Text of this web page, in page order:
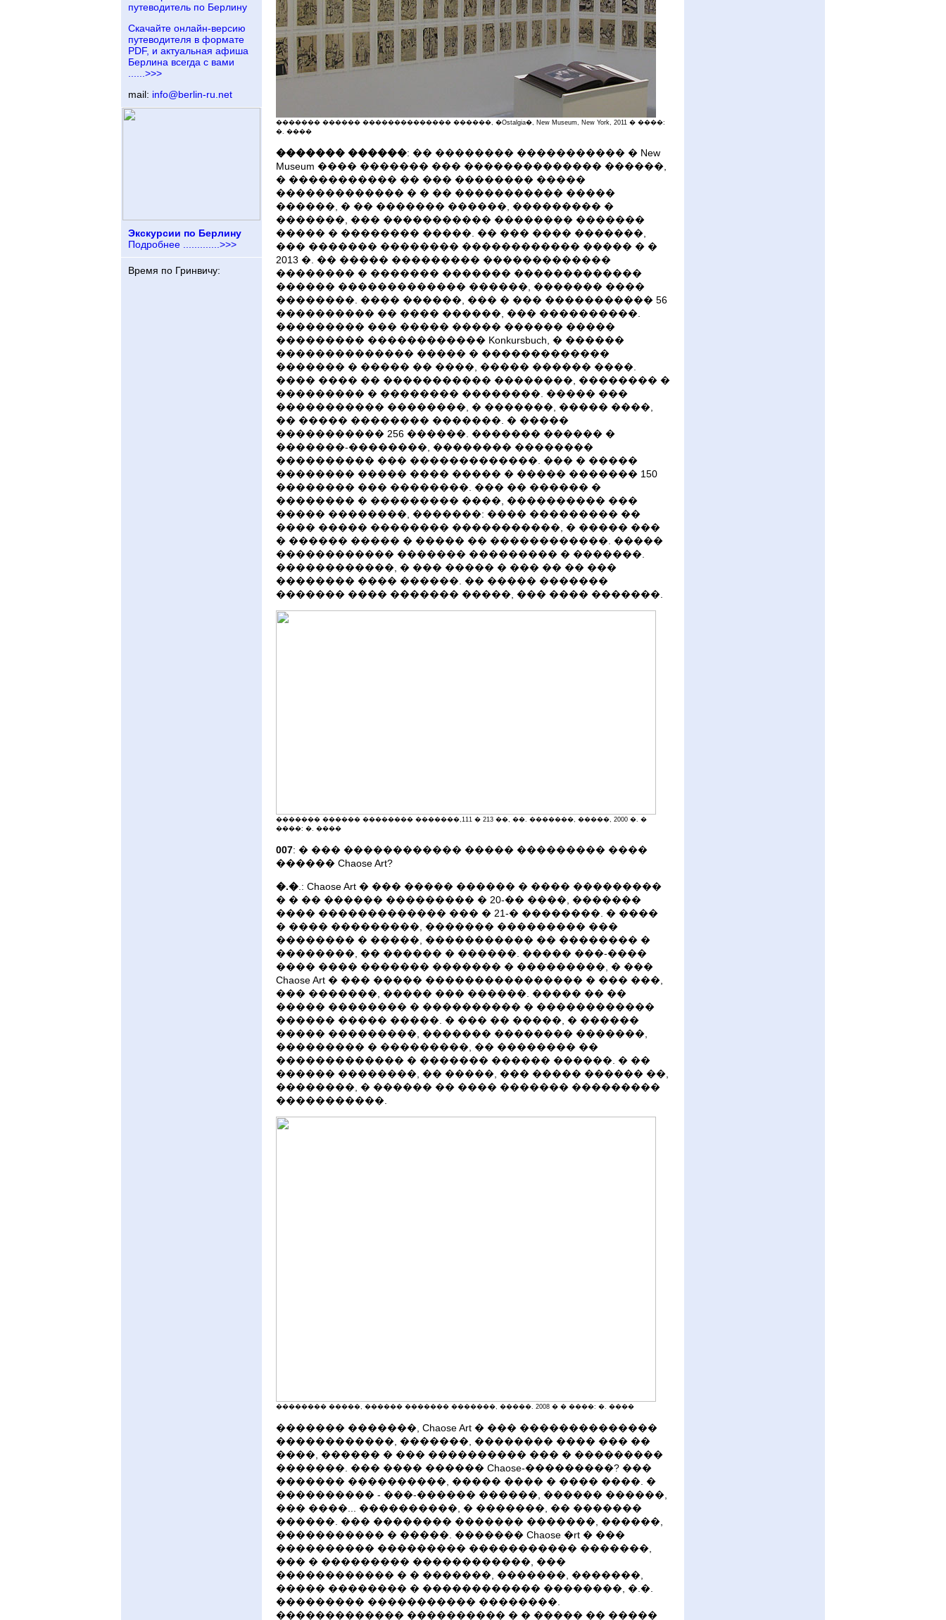
путеводитель по Берлину
Скачайте онлайн-версию
путеводителя в формате
PDF, и актуальная афиша
Берлина всегда с вами
......>>>
mail: info@berlin-ru.net
Экскурсии по Берлину
Подробнее .............>>>
Время по Гринвичу:
������� ������ �������������� ������, �Ostalgia�, New Museum, New York, 2011 � ����:
�. ����
������� ������: �� �������� ����������� � New
Museum ���� ������� ��� �������������� ������,
� ����������� �� ��� �������� �����
������������� � � �� ����������� �����
������, � �� ������� ������, ��������� �
�������, ��� ����������� �������� �������
����� � �������� �����. �� ��� ���� �������,
��� ������� �������� ������������ ����� � �
2013 �. �� ����� ��������� �������������
�������� � ������� ������� �������������
������ ������������� ������, ������� ����
��������. ���� ������, ��� � ��� ����������� 56
���������� �� ���� ������, ��� ����������.
��������� ��� ����� ����� ������ �����
��������� ������������ Konkursbuch, � ������
�������������� ����� � �������������
������� � ����� �� ����, ����� ������ ����.
���� ���� �� ����������� ��������, �������� �
��������� � �������� ��������. ����� ���
����������� ��������, � �������, ����� ����,
�� ����� �������� �������. � �����
����������� 256 ������. ������� ������ �
�������-��������, �������� ��������
���������� ��� �������������. ��� � �����
�������� ����� ���� ����� � ����� ������� 150
�������� ��� ��������. ��� �� ������ �
�������� � ��������� ����, ���������� ���
����� ��������, �������: ���� ��������� ��
���� ����� �������� �����������, � ����� ���
� ������ ����� � ����� �� ������������. �����
������������ ������� ��������� � �������.
������������, � ��� ����� � ��� �� �� ���
�������� ���� ������. �� ����� �������
������� ���� ������� �����, ��� ���� �������.
������� ������ �������� �������,111 � 213 ��, ��. �������, �����, 2000 �. �
����: �. ����
007: � ��� ������������ ����� ��������� ����
������ Chaose Art?
�.� .: Chaose Art � ��� ����� ������ � ���� ���������
� � �� ������ ��������� � 20-�� ����, �������
���� ������������� ��� � 21-� ��������. � ����
� ���� ���������, ������� ��������� ���
�������� � �����, ����������� �� �������� �
��������, �� ������ � ������. ����� ���-����
���� ���� ������� ������� � ���������, � ���
Chaose Art � ��� ����� ���������������� � ��� ���,
��� �������, ����� ��� ������. ����� �� ��
����� �������� � ���������� � ������������
������ ����� �����. � ��� �� �����, � ������
����� ���������, ������� �������� �������,
��������� � ���������, �� �������� ��
������������� � ������� ������ ������. � ��
������ ��������, �� �����, ��� ����� ������ ��,
��������, � ������ �� ���� ������� ���������
�����������.
�������� �����, ������ ������� �������, �����. 2008 � � ����: �. ����
������� �������, Chaose Art � ��� ��������������
������������, �������, �������� ���� ��� ��
����, ������ � ��� ���������� ��� � ���������
�������. ��� ���� ������ Chaose-���������? ���
������� ����������, ����� ���� � ���� ����. �
���������� - ���-������ ������, ������ ������,
��� ����... ����������, � �������, �� �������
������. ��� �������� ������� �������, ������,
����������� � �����. ������� Chaose �rt � ���
���������� ��������� ����������� �������,
��� � ��������� ������������, ���
������������ � � �������, �������, �������,
����� �������� � ������������ ��������, �.�.
��������� ����������� ��������.
������������� ���������� � � ����� �� �����